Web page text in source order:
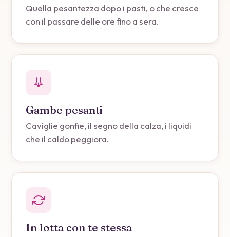
Quella pesantezza dopo i pasti, o che cresce
con il passare delle ore fino a sera.
Gambe pesanti
Caviglie gonfie, il segno della calza, i liquidi
che il caldo peggiora.
In lotta con te stessa